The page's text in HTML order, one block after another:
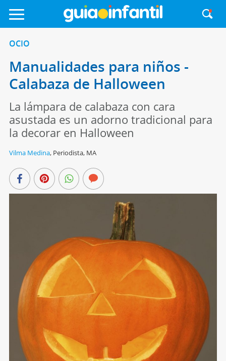
OCIO
Manualidades para niños -
Calabaza de Halloween
La lámpara de calabaza con cara
asustada es un adorno tradicional para
la decorar en Halloween
Vilma Medina, Periodista, MA